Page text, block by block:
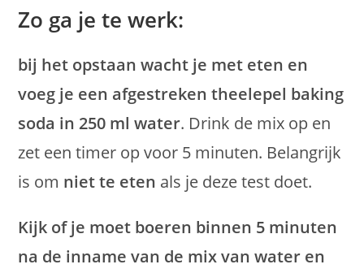
Zo ga je te werk:
bij het opstaan wacht je met eten en
voeg je een afgestreken theelepel baking
soda in 250 ml water. Drink de mix op en
zet een timer op voor 5 minuten. Belangrijk
is om niet te eten als je deze test doet.
Kijk of je moet boeren binnen 5 minuten
na de inname van de mix van water en